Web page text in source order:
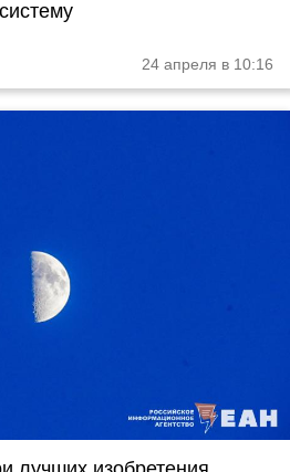
24 апреля в 10:16